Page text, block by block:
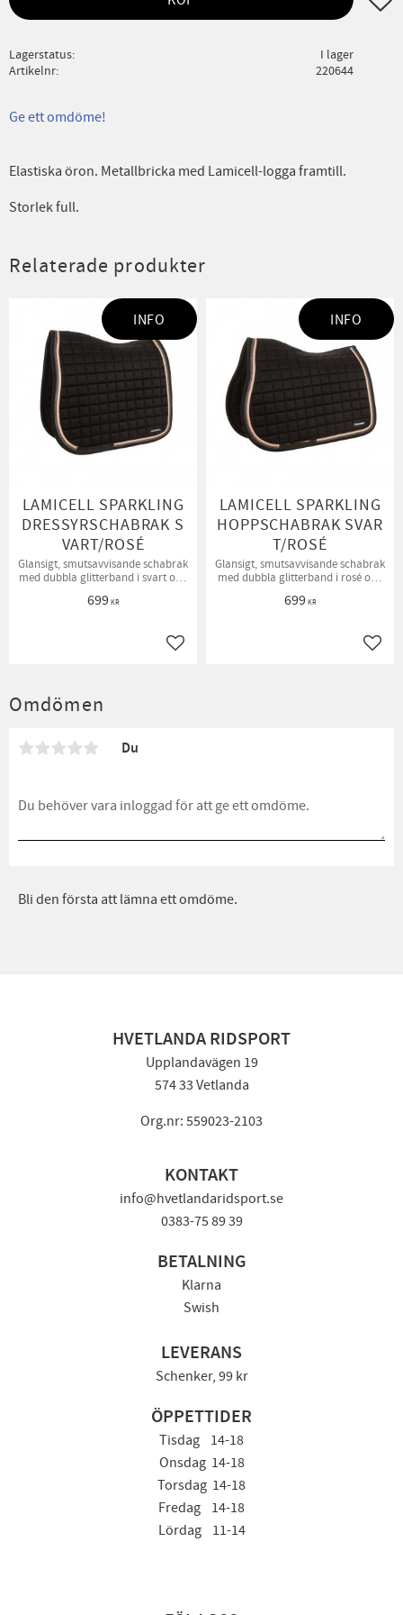
Lagerstatus
I lager
Artikelnr
220644
Ge ett omdöme!
Elastiska öron. Metallbricka med Lamicell-logga framtill.
Storlek full.
Omdömen
Du
Bli den första att lämna ett omdöme.
Relaterade produkter
LAMICELL SPARKLING
DRESSYRSCHABRAK S
VART/ROSÉ
Glansigt, smutsavvisande schabrak
med dubbla glitterband i svart och
699KR
Lägg till i favoriter
INFO
LAMICELL SPARKLING
HOPPSCHABRAK SVAR
T/ROSÉ
Glansigt, smutsavvisande schabrak
med dubbla glitterband i rosé och
699KR
INFO
HVETLANDA RIDSPORT
Upplandavägen 19
574 33 Vetlanda
Org.nr: 559023-2103
KONTAKT
info@hvetlandaridsport.se
0383-75 89 39
BETALNING
Klarna
Swish
LEVERANS
Schenker, 99 kr
ÖPPETTIDER
Tisdag 14-18
Onsdag 14-18
Torsdag 14-18
Fredag 14-18
Lördag 11-14